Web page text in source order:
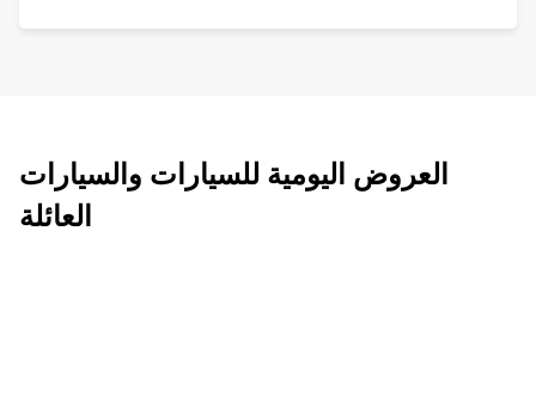
العروض اليومية للسيارات والسيارات
العائلة